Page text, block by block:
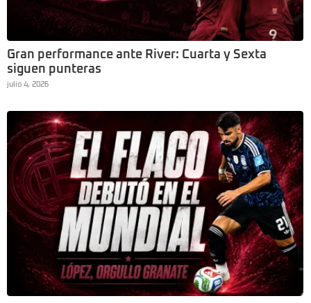
Gran performance ante River: Cuarta y Sexta
siguen punteras
julio 4, 2026